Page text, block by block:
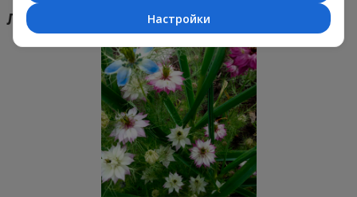
Ландшафтный дизайн
Настройки